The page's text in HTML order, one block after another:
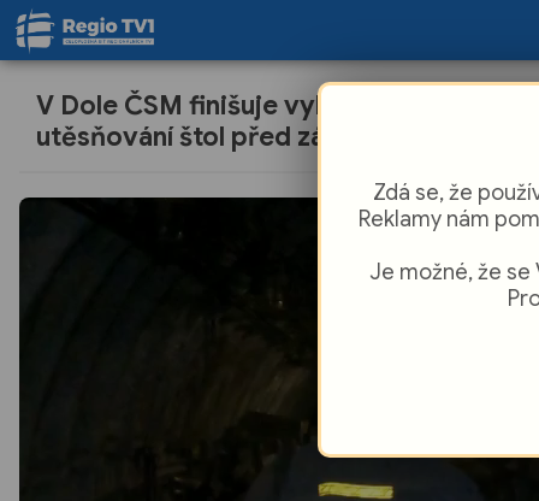
V Dole ČSM finišuje vyklízení a
utěsňování štol před zásypem
Zdá se, že
Reklamy nám
Je možné, že